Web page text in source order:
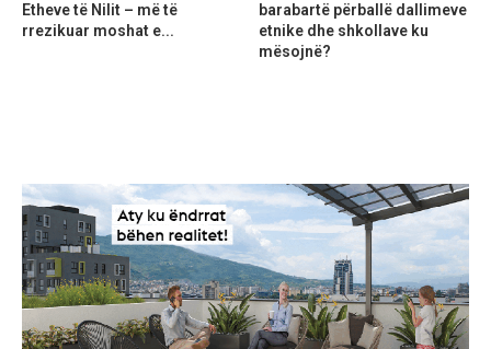
Etheve të Nilit – më të
rrezikuar moshat e...
barabartë përballë dallimeve
etnike dhe shkollave ku
mësojnë?